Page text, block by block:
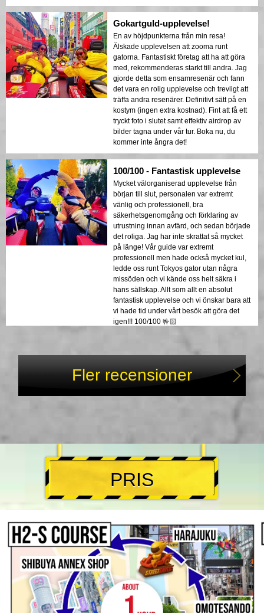
Gokartguld-upplevelse!
En av höjdpunkterna från min resa!
Älskade upplevelsen att zooma runt
gatorna. Fantastiskt företag att ha att göra
med, rekommenderas starkt till andra. Jag
gjorde detta som ensamresenär och fann
det vara en rolig upplevelse och trevligt att
träffa andra resenärer. Definitivt sätt på en
kostym (ingen extra kostnad). Fint att få ett
tryckt foto i slutet samt effektiv airdrop av
bilder tagna under vår tur. Boka nu, du
kommer inte ångra det!
100/100 - Fantastisk upplevelse
Mycket välorganiserad upplevelse från
början till slut, personalen var extremt
vänlig och professionell, bra
säkerhetsgenomgång och förklaring av
utrustning innan avfärd, och sedan började
det roliga. Jag har inte skrattat så mycket
på länge! Vår guide var extremt
professionell men hade också mycket kul,
ledde oss runt Tokyos gator utan några
missöden och vi kände oss helt säkra i
hans sällskap. Allt som allt en absolut
fantastisk upplevelse och vi önskar bara att
vi hade tid under vårt besök att göra det
igen!!! 100/100 🤟🏻
Fler recensioner
PRIS